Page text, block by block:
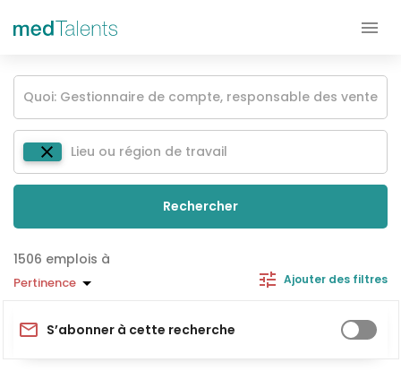
Rechercher
emplois à
Pertinence Ajouter des filtres
S’abonner à cette recherche